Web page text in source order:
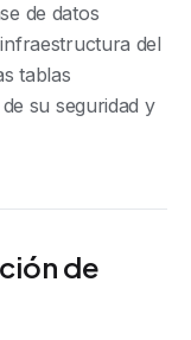
de datos
del
tablas
su seguridad y
de